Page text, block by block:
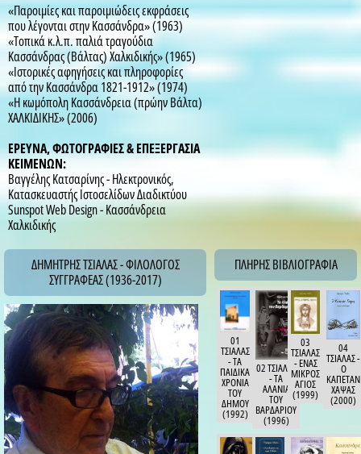
«Παροιμίες και παροιμιώδεις εκφράσεις
που λέγονται στην Κασσάνδρα» (1963)
«Τοπικά κ.λ.π. παλιά τραγούδια
Κασσάνδρας (Βάλτας) Χαλκιδικής» (1965)
«Ιστορικές αφηγήσεις και πληροφορίες
από την Κασσάνδρα 1821-1912» (1974)
«Η κωμόπολη Κασσάνδρεια (πρώην Βάλτα)
ΧΑΛΚΙΔΙΚΗΣ» (2006)
ΕΡΕΥΝΑ, ΦΩΤΟΓΡΑΦΙΕΣ & ΕΠΕΞΕΡΓΑΣΙΑ
ΚΕΙΜΕΝΩΝ:
Βαγγέλης Κατσαρίνης - Ηλεκτρονικός,
Κατασκευαστής Ιστοσελίδων Διαδικτύου
Sunspot Web Design - Κασσάνδρεια
Χαλκιδικής
ΔΗΜΗΤΡΗΣ ΤΣΙΑΛΑΣ - ΦΙΛΟΛΟΓΟΣ
ΣΥΓΓΡΑΦΕΑΣ (1936-2017)
ΠΛΗΡΗΣ ΒΙΒΛΙΟΓΡΑΦΙΑ